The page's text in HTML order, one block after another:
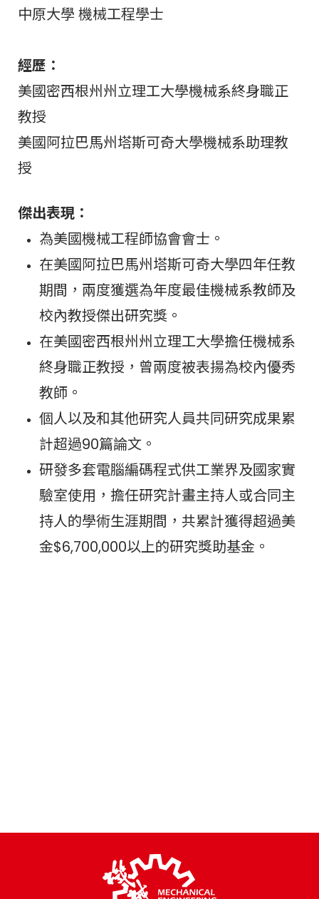
中原大學 機械工程學士
經歷：
美國密西根州州立理工大學機械系終身職正
教授
美國阿拉巴馬州塔斯可奇大學機械系助理教
授
傑出表現：
為美國機械工程師協會會士。
在美國阿拉巴馬州塔斯可奇大學四年任教
期間，兩度獲選為年度最佳機械系教師及
校內教授傑出研究獎。
在美國密西根州州立理工大學擔任機械系
終身職正教授，曾兩度被表揚為校內優秀
教師。
個人以及和其他研究人員共同研究成果累
計超過90篇論文。
研發多套電腦編碼程式供工業界及國家實
驗室使用，擔任研究計畫主持人或合同主
持人的學術生涯期間，共累計獲得超過美
金$6,700,000以上的研究獎助基金。